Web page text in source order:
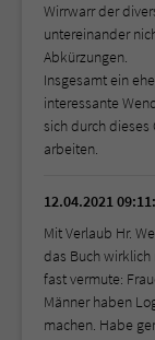
Wirrwarr der
untereinander
Abkürzungen.
Insgesamt ein
interessante
sich durch dieses
arbeiten.
12.04.2021
Mit Verlaub Hr.
das Buch
fast vermute:
Männer haben
machen. Habe